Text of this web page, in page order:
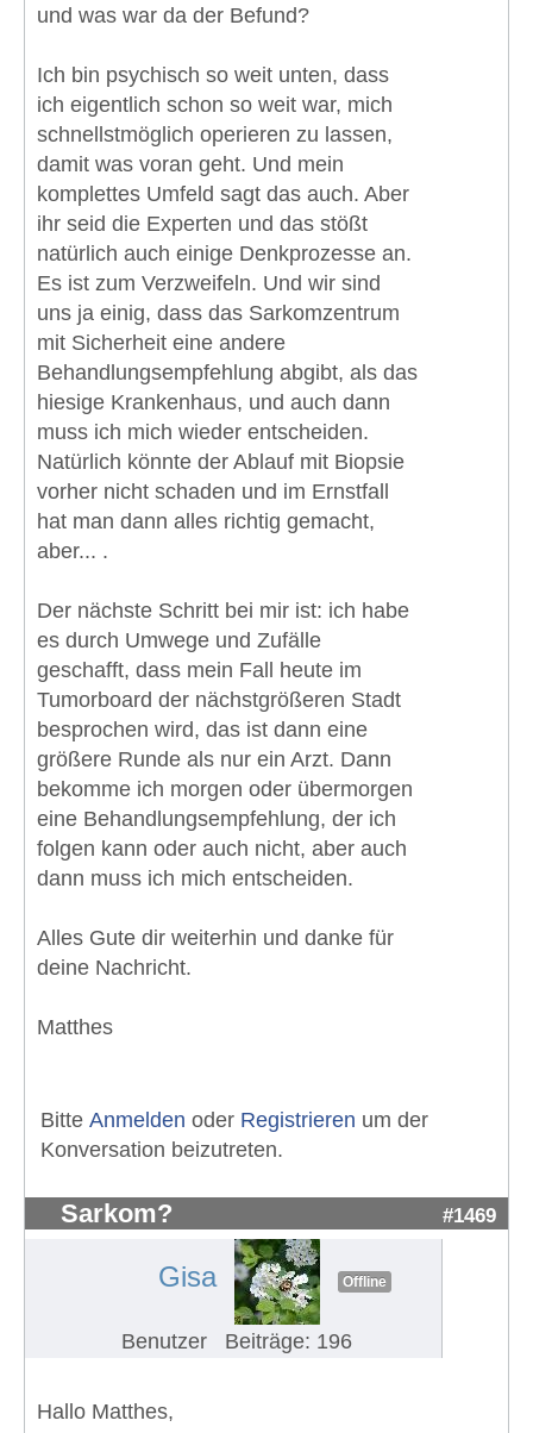
und was war da der Befund?
Ich bin psychisch so weit unten, dass
ich eigentlich schon so weit war, mich
schnellstmöglich operieren zu lassen,
damit was voran geht. Und mein
komplettes Umfeld sagt das auch. Aber
ihr seid die Experten und das stößt
natürlich auch einige Denkprozesse an.
Es ist zum Verzweifeln. Und wir sind
uns ja einig, dass das Sarkomzentrum
mit Sicherheit eine andere
Behandlungsempfehlung abgibt, als das
hiesige Krankenhaus, und auch dann
muss ich mich wieder entscheiden.
Natürlich könnte der Ablauf mit Biopsie
vorher nicht schaden und im Ernstfall
hat man dann alles richtig gemacht,
aber... .
Der nächste Schritt bei mir ist: ich habe
es durch Umwege und Zufälle
geschafft, dass mein Fall heute im
Tumorboard der nächstgrößeren Stadt
besprochen wird, das ist dann eine
größere Runde als nur ein Arzt. Dann
bekomme ich morgen oder übermorgen
eine Behandlungsempfehlung, der ich
folgen kann oder auch nicht, aber auch
dann muss ich mich entscheiden.
Alles Gute dir weiterhin und danke für
deine Nachricht.
Matthes
Bitte Anmelden oder Registrieren um der
Konversation beizutreten.
Sarkom? #1469
Gisa Offline
Benutzer Beiträge: 196
Hallo Matthes,